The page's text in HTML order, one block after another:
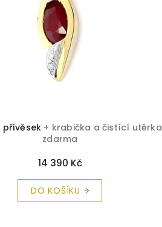
přívěsek + krabička a čistící utěrka
zdarma
14 390 Kč
DO KOŠÍKU